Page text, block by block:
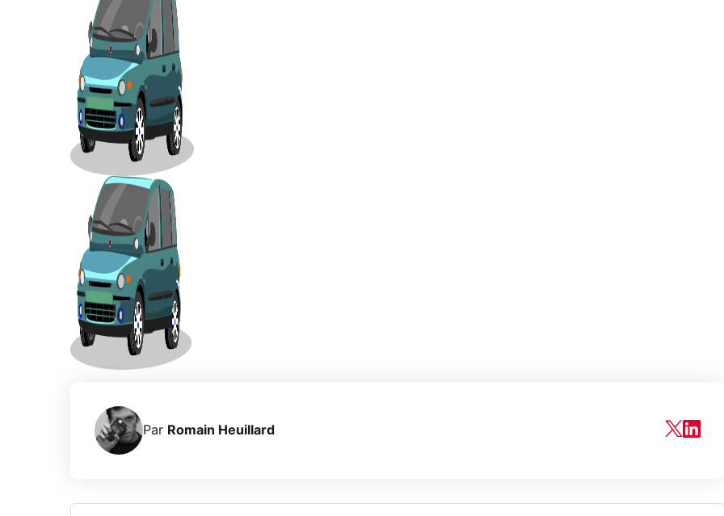
Par Romain Heuillard